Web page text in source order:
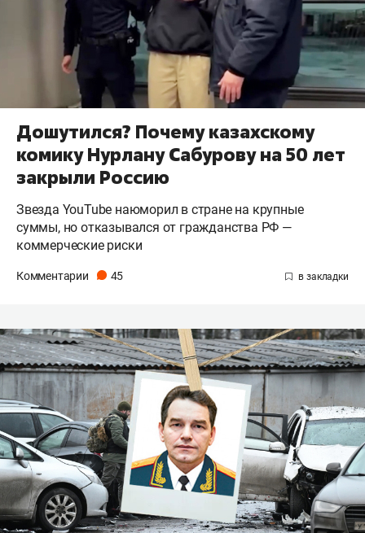
Дошутился? Почему казахскому
комику Нурлану Сабурову на 50 лет
закрыли Россию
Звезда YouTube наюморил в стране на крупные
суммы, но отказывался от гражданства РФ —
коммерческие риски
Комментарии 45